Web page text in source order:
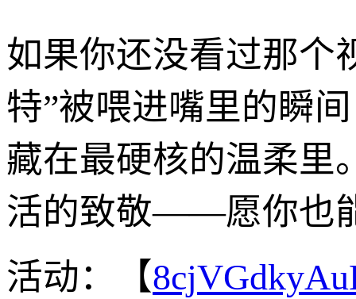
如果你还没看过那个
特”被喂进嘴里的瞬
藏在最硬核的温柔里
活的致敬——愿你也
活动：【